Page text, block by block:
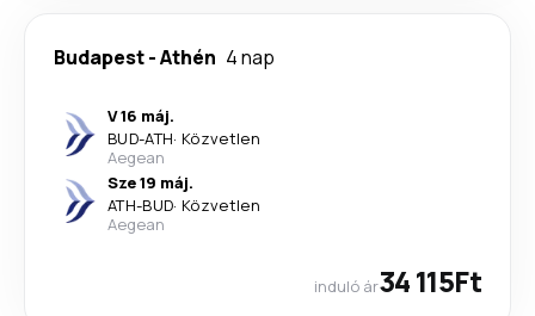
Budapest-Athén 4 nap
V 16 máj.
BUD-ATH· Közvetlen
Aegean
Sze 19 máj.
ATH-BUD· Közvetlen
Aegean
induló ár34 115Ft